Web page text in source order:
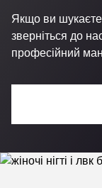
Якщо ви
зверніться до
професійний